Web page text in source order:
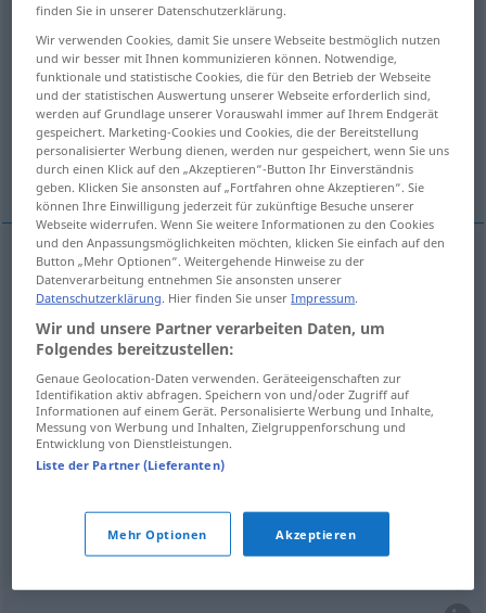
Übersicht aller Übersetzungen
(Für mehr Details die Übersetzung anklicken/antippen)
mobilisieren mobil machen
mobilisieren, bereitstellen, einsetzen
mobilisieren mobiliser MIL
mobilmachen mobiliser sans objet
mobilisieren mobiliser PAR EXT
bereitstellen mobiliser ressources
finden Sie in unserer Datenschutzerklärung.
Wir verwenden Cookies, damit Sie unsere Webseite bestmöglich nutzen
und wir besser mit Ihnen kommunizieren können. Notwendige,
funktionale und statistische Cookies, die für den Betrieb der Webseite
und der statistischen Auswertung unserer Webseite erforderlich sind,
werden auf Grundlage unserer Vorauswahl immer auf Ihrem Endgerät
gespeichert. Marketing-Cookies und Cookies, die der Bereitstellung
personalisierter Werbung dienen, werden nur gespeichert, wenn Sie uns
durch einen Klick auf den „Akzeptieren“-Button Ihr Einverständnis
geben. Klicken Sie ansonsten auf „Fortfahren ohne Akzeptieren“. Sie
können Ihre Einwilligung jederzeit für zukünftige Besuche unserer
Webseite widerrufen. Wenn Sie weitere Informationen zu den Cookies
und den Anpassungsmöglichkeiten möchten, klicken Sie einfach auf den
Button „Mehr Optionen“. Weitergehende Hinweise zu der
Datenverarbeitung entnehmen Sie ansonsten unserer
Datenschutzerklärung. Hier finden Sie unserImpressum.
Wir und unsere Partner verarbeiten Daten, um
Folgendes bereitzustellen:
Genaue Geolocation-Daten verwenden. Geräteeigenschaften zur
Identifikation aktiv abfragen. Speichern von und/oder Zugriff auf
Informationen auf einem Gerät. Personalisierte Werbung und Inhalte,
Messung von Werbung und Inhalten, Zielgruppenforschung und
Entwicklung von Dienstleistungen.
Liste der Partner (Lieferanten)
Mehr Optionen Akzeptieren